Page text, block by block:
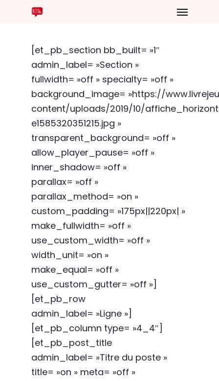
[et_pb_section bb_built= »1″
admin_label= »Section »
fullwidth= »off » specialty= »off »
background_image= »https://
content/uploads/2019/10/
e1585320351215.jpg »
transparent_background= »off »
allow_player_pause= »off »
inner_shadow= »off »
parallax= »off »
parallax_method= »on »
custom_padding= »175px||220px| »
make_fullwidth= »off »
use_custom_width= »off »
width_unit= »on »
make_equal= »off »
use_custom_gutter= »off »]
[et_pb_row
admin_label= »Ligne »]
[et_pb_column type= »4_4″]
[et_pb_post_title
admin_label= »Titre du poste »
title= »on » meta= »off »